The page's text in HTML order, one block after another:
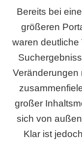
Bereits bei
größeren
waren
Veränderungen
großer
sich von
Klar ist